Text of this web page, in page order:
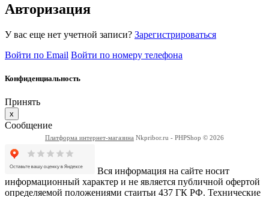
Авторизация
У вас еще нет учетной записи? Зарегистрироваться
Войти по Email Войти по номеру телефона
Конфиденциальность
Принять
x
Сообщение
Платформа интернет-магазина Nkpribor.ru - PHPShop © 2026
Вся информация на сайте носит
информационный характер и не является публичной офертой
определяемой положениями стаитьи 437 ГК РФ. Технические